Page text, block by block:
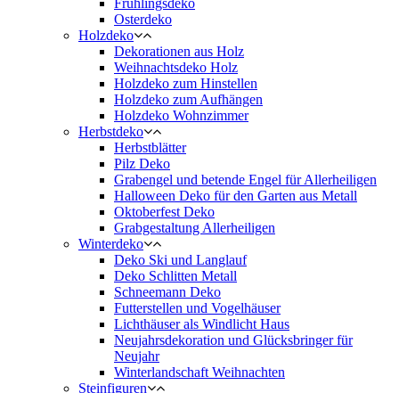
Frühlingsdeko
Osterdeko
Holzdeko
Dekorationen aus Holz
Weihnachtsdeko Holz
Holzdeko zum Hinstellen
Holzdeko zum Aufhängen
Holzdeko Wohnzimmer
Herbstdeko
Herbstblätter
Pilz Deko
Grabengel und betende Engel für Allerheiligen
Halloween Deko für den Garten aus Metall
Oktoberfest Deko
Grabgestaltung Allerheiligen
Winterdeko
Deko Ski und Langlauf
Deko Schlitten Metall
Schneemann Deko
Futterstellen und Vogelhäuser
Lichthäuser als Windlicht Haus
Neujahrsdekoration und Glücksbringer für
Neujahr
Winterlandschaft Weihnachten
Steinfiguren